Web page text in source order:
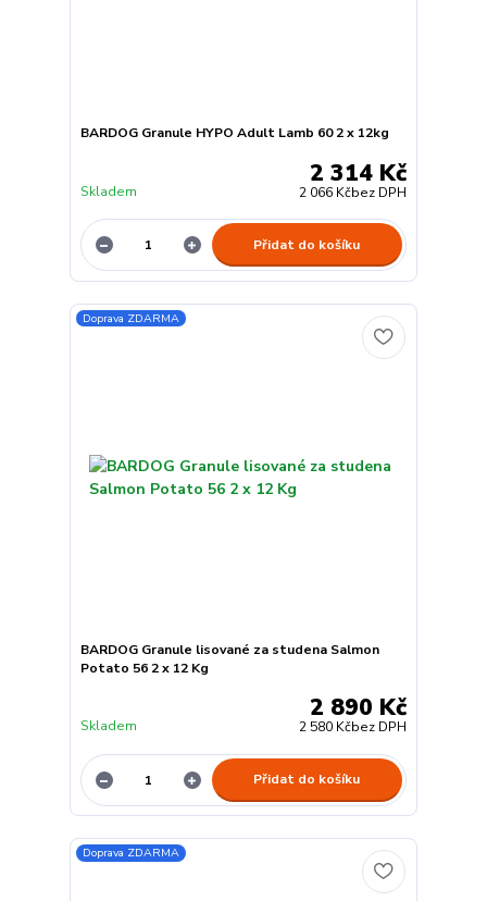
BARDOG Granule HYPO Adult Lamb 60 2 x 12kg
2 314 Kč
2 066 Kčbez DPH
Skladem
Přidat do košíku
Doprava ZDARMA
BARDOG Granule lisované za studena Salmon
Potato 56 2 x 12 Kg
2 890 Kč
2 580 Kčbez DPH
Skladem
Přidat do košíku
Doprava ZDARMA